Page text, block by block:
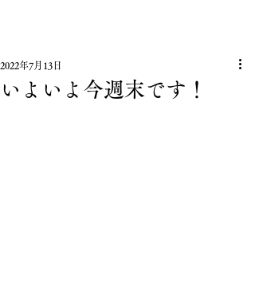
いよいよ今週末です！
2022年7月13日